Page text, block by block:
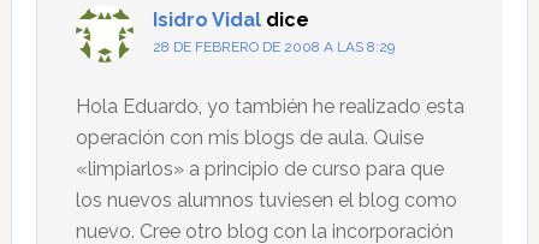
lectoresIsidro Vidal dice
28 DE FEBRERO DE 2008 A LAS 8:29
Hola Eduardo, yo también he realizado esta
operación con mis blogs de aula. Quise
«limpiarlos» a principio de curso para que
los nuevos alumnos tuviesen el blog como
nuevo. Cree otro blog con la incorporación